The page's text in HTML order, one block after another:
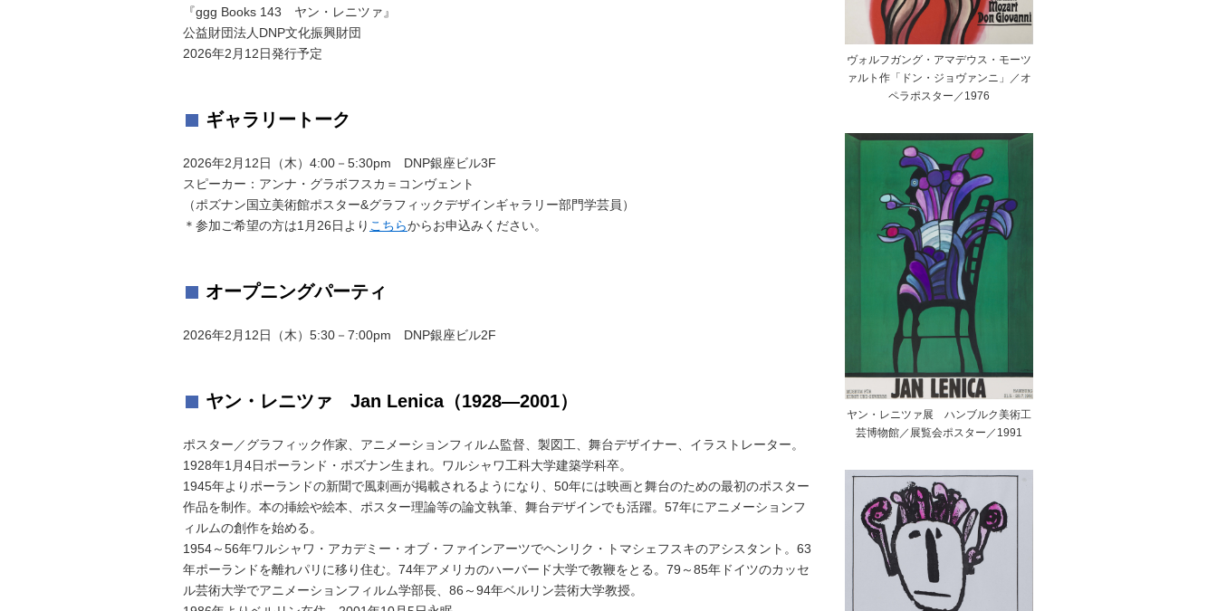
『ggg Books 143 ヤン・レニツァ』
公益財団法人DNP文化振興財団
2026年2月12日発行予定
ギャラリートーク
2026年2月12日（木）4:00－5:30pm DNP銀座ビル3F
スピーカー：アンナ・グラボフスカ＝コンヴェント
（ポズナン国立美術館ポスター&グラフィックデザインギャラリー部門学芸員）
＊参加ご希望の方は1月26日より こちらからお申込みください。
オープニングパーティ
2026年2月12日（木）5:30－7:00pm DNP銀座ビル2F
ヤン・レニツァ Jan Lenica（1928―2001）
ポスター／グラフィック作家、アニメーションフィルム監督、製図工、舞台デザイナー、イラストレーター。
1928年1月4日ポーランド・ポズナン生まれ。ワルシャワ工科大学建築学科卒。
1945年よりポーランドの新聞で風刺画が掲載されるようになり、50年には映画と舞台のための最初のポスター
作品を制作。本の挿絵や絵本、ポスター理論等の論文執筆、舞台デザインでも活躍。57年にアニメーションフ
ィルムの創作を始める。
1954～56年ワルシャワ・アカデミー・オブ・ファインアーツでヘンリク・トマシェフスキのアシスタント。63
年ポーランドを離れパリに移り住む。74年アメリカのハーバード大学で教鞭をとる。79～85年ドイツのカッセ
ル芸術大学でアニメーションフィルム学部長、86～94年ベルリン芸術大学教授。
ヴォルフガング・アマデウス・モーツ
ァルト作「ドン・ジョヴァンニ」／オ
ペラポスター／1976
ヤン・レニツァ展 ハンブルク美術工
芸博物館／展覧会ポスター／1991